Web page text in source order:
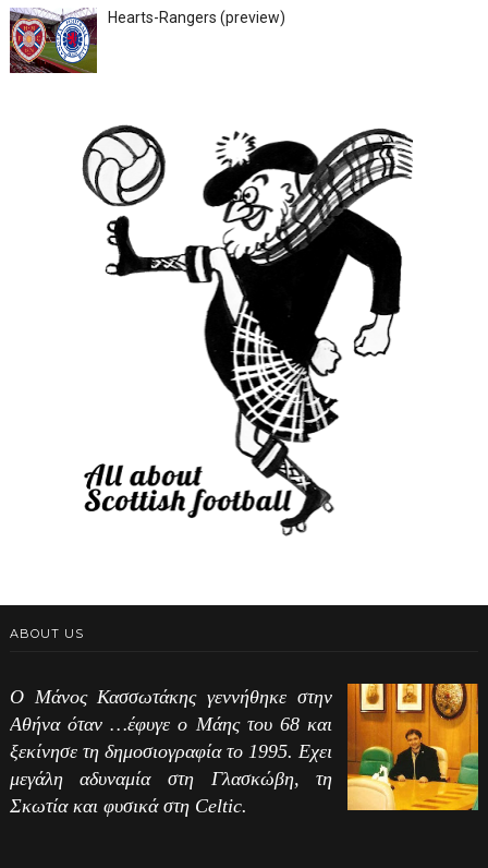
Hearts-Rangers (preview)
ABOUT US
Ο Μάνος Κασσωτάκης γεννήθηκε στην
Αθήνα όταν …έφυγε ο Μάης του 68 και
ξεκίνησε τη δημοσιογραφία το 1995. Εχει
μεγάλη αδυναμία στη Γλασκώβη, τη
Σκωτία και φυσικά στη Celtic.